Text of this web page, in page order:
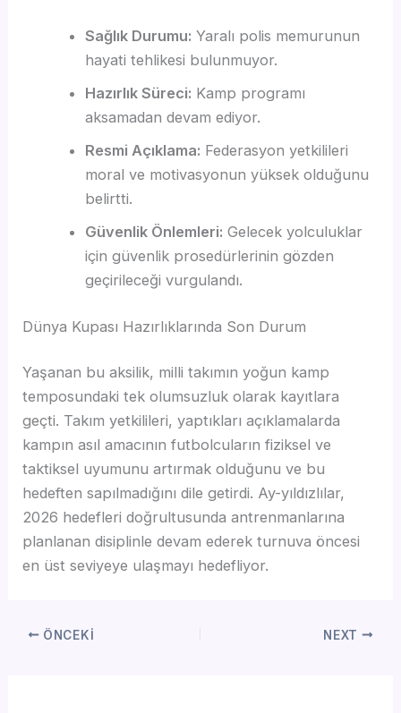
Sağlık Durumu: Yaralı polis memurunun
hayati tehlikesi bulunmuyor.
Hazırlık Süreci: Kamp programı
aksamadan devam ediyor.
Resmi Açıklama: Federasyon yetkilileri
moral ve motivasyonun yüksek olduğunu
belirtti.
Güvenlik Önlemleri: Gelecek yolculuklar
için güvenlik prosedürlerinin gözden
geçirileceği vurgulandı.
Dünya Kupası Hazırlıklarında Son Durum
Yaşanan bu aksilik, milli takımın yoğun kamp
temposundaki tek olumsuzluk olarak kayıtlara
geçti. Takım yetkilileri, yaptıkları açıklamalarda
kampın asıl amacının futbolcuların fiziksel ve
taktiksel uyumunu artırmak olduğunu ve bu
hedeften sapılmadığını dile getirdi. Ay-yıldızlılar,
2026 hedefleri doğrultusunda antrenmanlarına
planlanan disiplinle devam ederek turnuva öncesi
en üst seviyeye ulaşmayı hedefliyor.
ÖNCEKI NEXT